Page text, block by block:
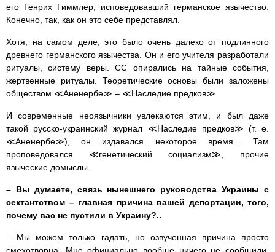
его Генрих Гиммлер, исповедовавший германское язычество.
Конечно, так, как он это себе представлял.
Хотя, на самом деле, это было очень далеко от подлинного
древнего германского язычества. Он и его учителя разработали
ритуалы, систему веры. СС опирались на тайные события,
жертвенные ритуалы. Теоретические основы были заложены
обществом ≪Аненербе≫ – ≪Наследие предков≫.
И современные неоязычники увлекаются этим, и был даже
такой русско-украинский журнал ≪Наследие предков≫ (т. е.
≪Аненербе≫), он издавался некоторое время… Там
проповедовался ≪генетический социализм≫, прочие
языческие домыслы.
– Вы думаете, связь нынешнего руководства Украины с
сектантством – главная причина вашей депортации, того,
почему вас не пустили в Украину?..
– Мы можем только гадать, но озвученная причина просто